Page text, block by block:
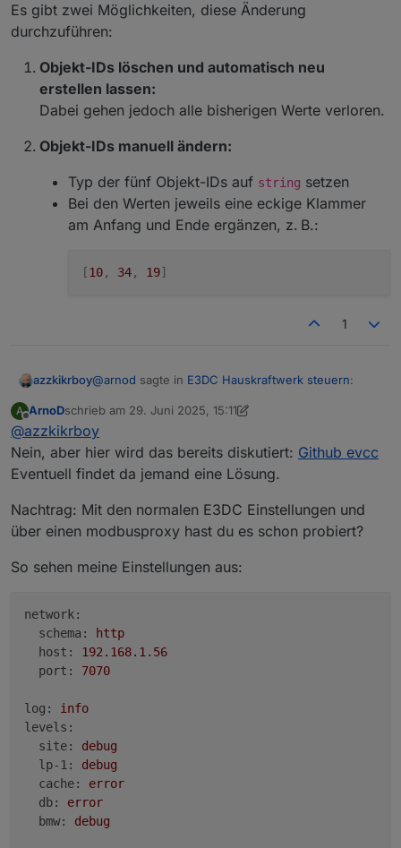
Es gibt zwei Möglichkeiten, diese Änderung
durchzuführen:
Objekt-IDs löschen und automatisch neu
erstellen lassen:
Dabei gehen jedoch alle bisherigen Werte verloren.
Objekt-IDs manuell ändern:
Typ der fünf Objekt-IDs auf string setzen
Bei den Werten jeweils eine eckige Klammer
am Anfang und Ende ergänzen, z. B.:
[10, 34, 19]
1
azzkikrboy@arnod sagte in E3DC Hauskraftwerk steuern:
weiter optimiert, da evcc das besser kann und
Hallo,
ich habe mir EVCC auch mal angeschaut. Sieht
nicht direkt unterstützt. Zumindest finde ich nix
dazu :-(
A
Offline
ArnoDschrieb am 29. Juni 2025, 15:11
zuletzt editiert von ArnoD
@azzkikrboy
Nein, aber hier wird das bereits diskutiert: Github evcc
Eventuell findet da jemand eine Lösung.
Nachtrag: Mit den normalen E3DC Einstellungen und
über einen modbusproxy hast du es schon probiert?
So sehen meine Einstellungen aus:
network:
schema:
http
host:
192.168.1 .56
port:
7070
log:
info
levels:
site:
debug
lp-1:
debug
cache:
error
db:
error
bmw:
debug